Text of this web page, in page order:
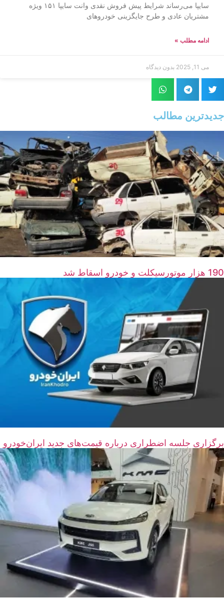
سایپا می‌رساند شرایط پیش فروش نقدی وانت سایپا ۱۵۱ ویژه
مشتریان عادی و طرح جایگزینی خودروهای
ادامه مطلب »
می 11, 2025 بدون دیدگاه
جدیدترین مطالب
190 هزار موتورسیکلت و خودرو اسقاط شد
برگزاری جلسه اضطراری درباره قیمت‌های جدید ایران‌خودرو